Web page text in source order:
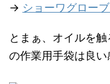
→ ショーワグロー
とまぁ、オイルを
の作業用手袋は良